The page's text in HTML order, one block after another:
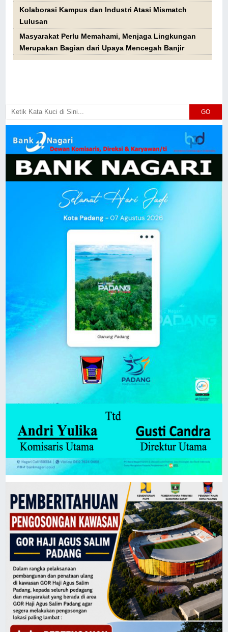
Kolaborasi Kampus dan Industri Atasi Mismatch
Lulusan
Masyarakat Perlu Memahami, Menjaga Lingkungan
Merupakan Bagian dari Upaya Mencegah Banjir
GO